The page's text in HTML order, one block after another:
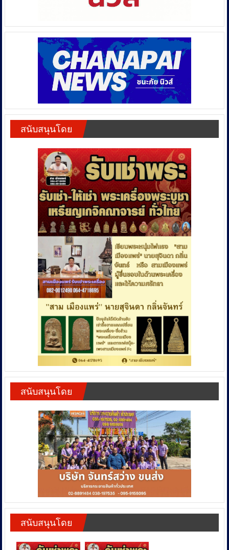
สนับสนุนโดย
สนับสนุนโดย
สนับสนุนโดย